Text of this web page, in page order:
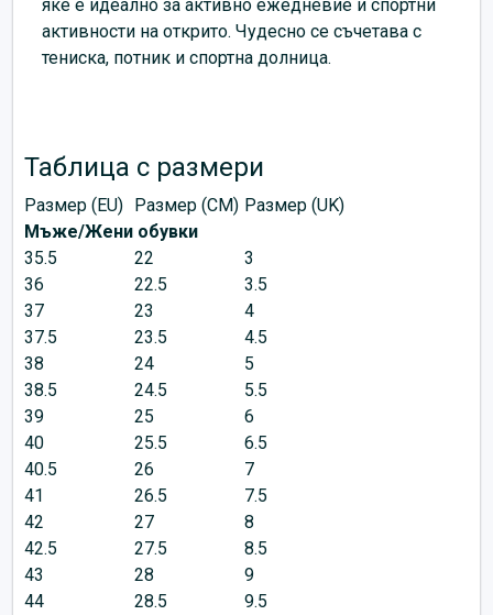
яке е идеално за активно ежедневие и спортни
активности на открито. Чудесно се съчетава с
тениска, потник и спортна долница.
Таблица с размери
Размер (EU) Размер (CM) Размер (UK)
Мъже/Жени обувки
35.5
22
3
36
22.5
3.5
37
23
4
37.5
23.5
4.5
38
24
5
38.5
24.5
5.5
39
25
6
40
25.5
6.5
40.5
26
7
41
26.5
7.5
42
27
8
42.5
27.5
8.5
43
28
9
44
28.5
9.5